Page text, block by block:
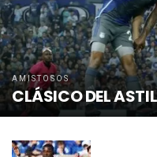
AMISTOSOS
CLÁSICO DEL